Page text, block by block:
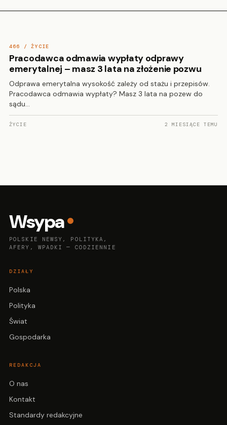
466 / ŻYCIE
Pracodawca odmawia wypłaty odprawy
emerytalnej – masz 3 lata na złożenie pozwu
Odprawa emerytalna wysokość zależy od stażu i przepisów.
Pracodawca odmawia wypłaty? Masz 3 lata na pozew do
sądu…
ŻYCIE 2 MIESIĄCE TEMU
Wsypa
POLSKIE NEWSY, POLITYKA,
AFERY, WPADKI — CODZIENNIE
DZIAŁY
Polska
Polityka
Świat
Gospodarka
REDAKCJA
O nas
Kontakt
Standardy redakcyjne